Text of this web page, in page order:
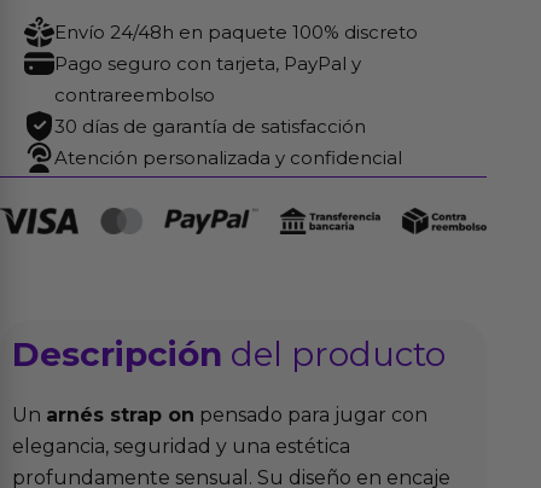
Anillo
Silicona
Ajustable
cantidad
Envío 24/48h en paquete 100% discreto
Pago seguro con tarjeta, PayPal y
contrareembolso
30 días de garantía de satisfacción
Atención personalizada y confidencial
Descripción del producto
Un arnés strap on pensado para jugar con
elegancia, seguridad y una estética
profundamente sensual. Su diseño en encaje